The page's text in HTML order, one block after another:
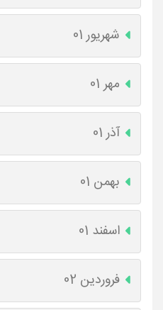
شهریور 01
مهر 01
آذر 01
بهمن 01
اسفند 01
فروردین 02